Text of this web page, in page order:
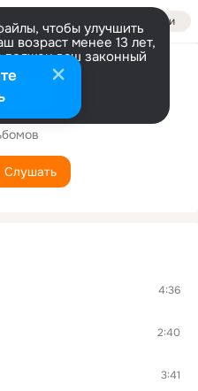
Войти
чтобы улучшить
возраст менее 13 лет,
ваш законный
Eskin
Слушать
4:36
2:40
3:41